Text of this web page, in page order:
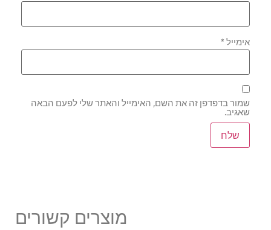
אימייל*
שמור בדפדפן זה את השם, האימייל והאתר שלי לפעם הבאה
שאגיב.
מוצרים קשורים